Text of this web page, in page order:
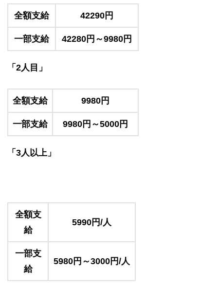
全額支給 42290円
一部支給 42280円～9980円
「2人目」
全額支給 9980円
一部支給 9980円～5000円
「3人以上」
全額支
給
5990円/人
一部支
給
5980円～3000円/人